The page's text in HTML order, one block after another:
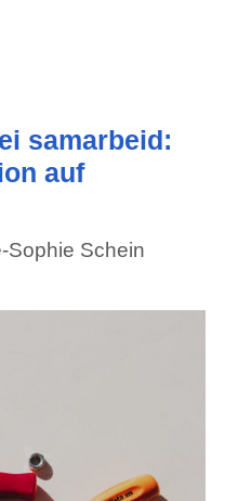
samarbeid:
auf
Sophie Schein